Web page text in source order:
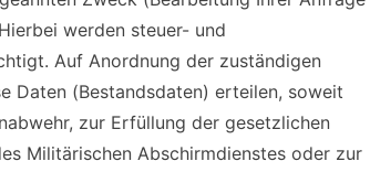
werden steuer- und
Auf Anordnung der zuständigen
Daten (Bestandsdaten) erteilen, soweit
zur Erfüllung der gesetzlichen
Militärischen Abschirmdienstes oder zur